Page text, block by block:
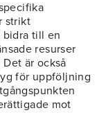
strikt
bidra till en
resurser
är också
för uppföljning
mot